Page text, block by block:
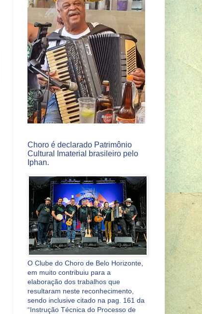
Choro é declarado Patrimônio
Cultural Imaterial brasileiro pelo
Iphan.
O Clube do Choro de Belo Horizonte,
em muito contribuiu para a
elaboração dos trabalhos que
resultaram neste reconhecimento,
sendo inclusive citado na pag. 161 da
“Instrução Técnica do Processo de